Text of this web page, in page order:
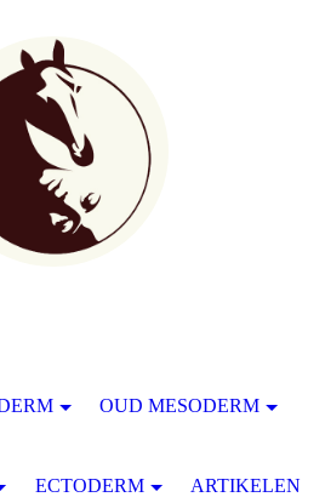
OUD MESODERM
ECTODERM ARTIKELEN